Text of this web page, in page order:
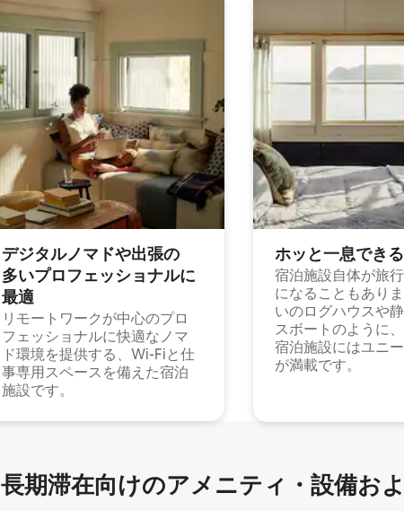
デジタルノマドや出⁠張⁠の
多⁠いプ⁠ロ⁠フ⁠ェ⁠ッ⁠シ⁠ョ⁠ナ⁠ル⁠に
最⁠適
リモートワークが中心のプロ
フェッショナルに快適なノマ
ド環境を提供する、Wi-Fiと仕
事専用スペースを備えた宿泊
施設です。
ホッと一⁠息⁠で⁠き⁠
宿泊施設自体が旅
になることもあり
いのログハウスや
スボートのように
宿泊施設にはユニ
が満載です。
長期滞在向け⁠のア⁠メ⁠ニ⁠テ⁠ィ⁠・設⁠備⁠お